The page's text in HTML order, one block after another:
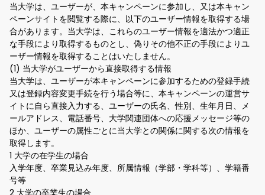
当大学は、ユーザーが、本キャンペーンに参加し、又は本キャン
ペーンサイトを閲覧する際に、以下のユーザー情報を取得する場
合があります。当大学は、これらのユーザー情報を適法かつ適正
な手段により取得するものとし、偽りその他不正の手段によりユ
ーザー情報を取得することはいたしません。
(1) 当大学がユーザーから直接取得する情報
当大学は、ユーザーが本キャンペーンに参加するための登録手続
又は登録内容変更手続を行う場合等に、本キャンペーンの運営サ
イトに自ら直接入力する、ユーザーの氏名、性別、生年月日、メ
ールアドレス、電話番号、大学関連団体への応援メッセージ等の
ほか、ユーザーの属性ごとに当大学との関係に関する次の情報を
取得します。
1 大学の在学生の場合
入学年度、卒業見込み年度、所属情報（学部・学科等）、学籍番
号等